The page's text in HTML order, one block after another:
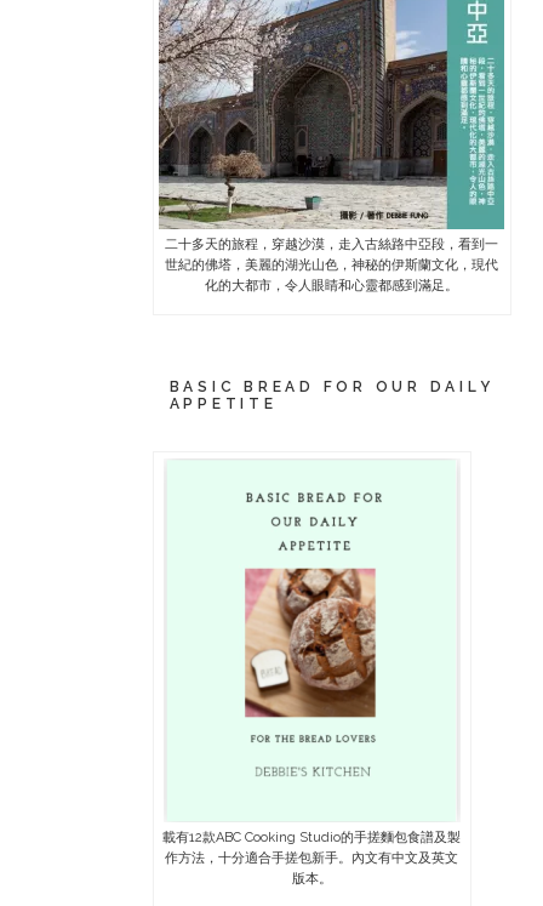
二十多天的旅程，穿越沙漠，走入古絲路中亞段，看到一
世紀的佛塔，美麗的湖光山色，神秘的伊斯蘭文化，現代
化的大都市，令人眼睛和心靈都感到滿足。
BASIC BREAD FOR OUR DAILY
APPETITE
載有12款ABC Cooking Studio的手搓麵包食譜及製
作方法，十分適合手搓包新手。內文有中文及英文
版本。